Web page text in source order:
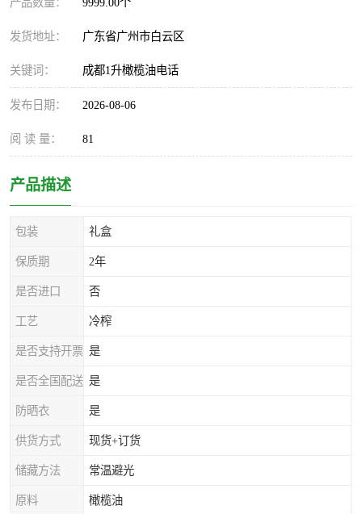
发货地址： 广东省广州市白云区
关键词： 成都1升橄榄油电话
发布日期： 2026-08-06
阅 读 量： 81
产品描述
包装 礼盒
保质期 2年
是否进口 否
工艺 冷榨
是否支持开票 是
是否全国配送 是
防晒衣 是
供货方式 现货+订货
储藏方法 常温避光
原料 橄榄油